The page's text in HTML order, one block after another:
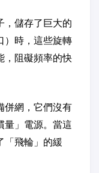
，儲存了巨大的
）時，這些旋轉
，阻礙頻率的快
併網，它們沒有
量」電源。當這
「飛輪」的緩